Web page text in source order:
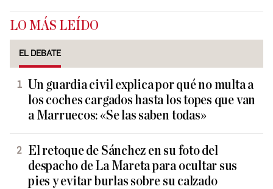
LO MÁS LEÍDO
EL DEBATE
Un guardia civil explica por qué no multa a
los coches cargados hasta los topes que van
a Marruecos: «Se las saben todas»
El retoque de Sánchez en su foto del
despacho de La Mareta para ocultar sus
pies y evitar burlas sobre su calzado